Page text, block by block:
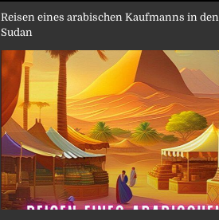
Reisen eines arabischen Kaufmanns in den
Sudan